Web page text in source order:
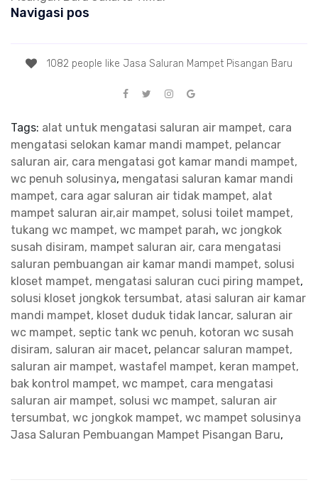
Navigasi pos
1082 people like Jasa Saluran Mampet Pisangan Baru
Tags: alat untuk mengatasi saluran air mampet, cara
mengatasi selokan kamar mandi mampet, pelancar
saluran air, cara mengatasi got kamar mandi mampet,
wc penuh solusinya, mengatasi saluran kamar mandi
mampet, cara agar saluran air tidak mampet, alat
mampet saluran air,air mampet, solusi toilet mampet,
tukang wc mampet, wc mampet parah, wc jongkok
susah disiram, mampet saluran air, cara mengatasi
saluran pembuangan air kamar mandi mampet, solusi
kloset mampet, mengatasi saluran cuci piring mampet,
solusi kloset jongkok tersumbat, atasi saluran air kamar
mandi mampet, kloset duduk tidak lancar, saluran air
wc mampet, septic tank wc penuh, kotoran wc susah
disiram, saluran air macet, pelancar saluran mampet,
saluran air mampet, wastafel mampet, keran mampet,
bak kontrol mampet, wc mampet, cara mengatasi
saluran air mampet, solusi wc mampet, saluran air
tersumbat, wc jongkok mampet, wc mampet solusinya
Jasa Saluran Pembuangan Mampet Pisangan Baru,